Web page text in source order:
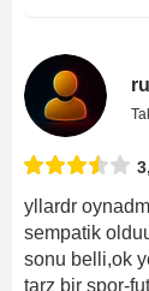
yllardr
sempatik
sonu belli,ok
tarz bir spor-